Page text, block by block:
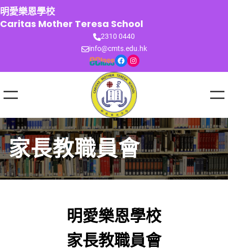
跳
至
主
明愛樂恩學校
Caritas Mother Teresa School
2310 0440
info@cmts.edu.hk
Facebook Instagram
家長教職員會
明愛樂恩學校
家長教職員會